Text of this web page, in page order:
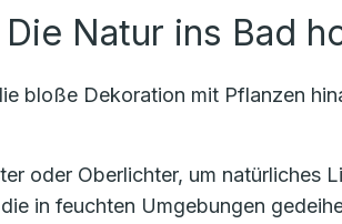
Natur ins Bad
bloße Dekoration mit Pflanzen
oder Oberlichter, um natürliches
in feuchten Umgebungen